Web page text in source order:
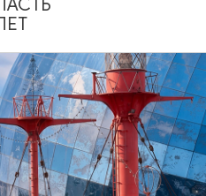
великого исследователя,
полюса. Экипаж «Мира-
4300 метров флаг
Главном корпусе Музея
и за пределами России.
сумел побывать на
Арктики и